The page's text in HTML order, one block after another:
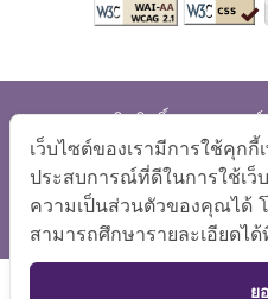
สงวนลิขสิทธิ์ © 2569 ศูน
แสดงผลได้ดีที่ขนาดห
แผนผังเว็บไซต์| คำถา
การปฏิ
เว็บไซต์ของเรามีการใช้คุก
ประสบการณ์ที่ดีในการใช้เ
ความเป็นส่วนตัวของคุณได้
สามารถศึกษารายละเอียดได้
ย